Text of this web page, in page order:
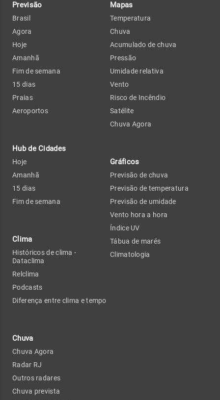
Previsão
Brasil
Agora
Hoje
Amanhã
Fim de semana
15 dias
Praias
Aeroportos
Hub de Cidades
Hoje
Amanhã
15 dias
Fim de semana
Clima
Históricos de clima -
Dataclima
Relclima
Podcasts
Diferença entre clima e tempo
Chuva
Chuva Agora
Radar RJ
Outros radares
Chuva prevista
Mapas
Temperatura
Chuva
Acumulado de chuva
Pressão
Umidade relativa
Vento
Risco de Incêndio
Satélite
Chuva Agora
Gráficos
Previsão de chuva
Previsão de temperatura
Previsão de umidade
Vento hora a hora
Índice UV
Tábua de marés
Climatologia